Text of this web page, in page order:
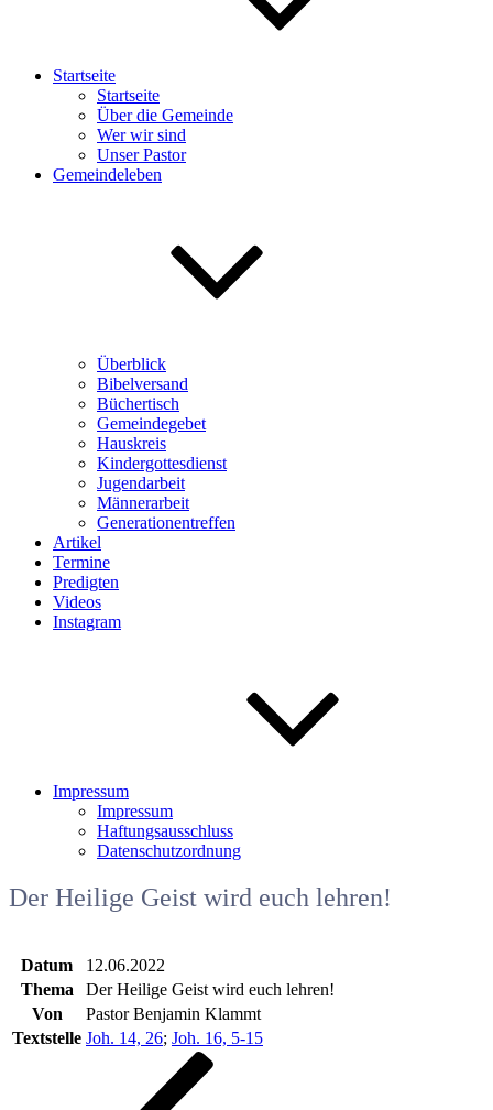
Startseite
Startseite
Über die Gemeinde
Wer wir sind
Unser Pastor
Gemeindeleben
Überblick
Bibelversand
Büchertisch
Gemeindegebet
Hauskreis
Kindergottesdienst
Jugendarbeit
Männerarbeit
Generationentreffen
Artikel
Termine
Predigten
Videos
Instagram
Impressum
Impressum
Haftungsausschluss
Datenschutzordnung
Der Heilige Geist wird euch lehren!
Datum
12.06.2022
Thema
Der Heilige Geist wird euch lehren!
Von
Pastor Benjamin Klammt
Textstelle Joh. 14, 26; Joh. 16, 5-15
Beitragsnavigation